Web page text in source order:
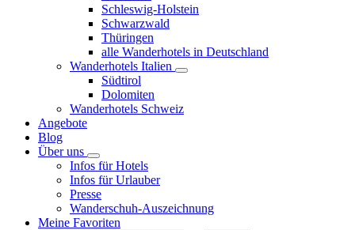
Schleswig-Holstein
Schwarzwald
Thüringen
alle Wanderhotels in Deutschland
Wanderhotels Italien
Südtirol
Dolomiten
Wanderhotels Schweiz
Angebote
Blog
Über uns
Infos für Hotels
Infos für Urlauber
Presse
Wanderschuh-Auszeichnung
Meine Favoriten